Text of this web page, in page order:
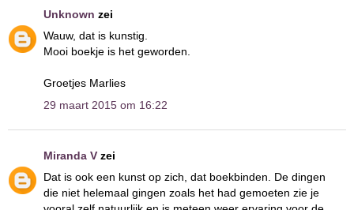
Unknown zei
Wauw, dat is kunstig.
Mooi boekje is het geworden.
Groetjes Marlies
29 maart 2015 om 16:22
Miranda V zei
Dat is ook een kunst op zich, dat boekbinden. De dingen
die niet helemaal gingen zoals het had gemoeten zie je